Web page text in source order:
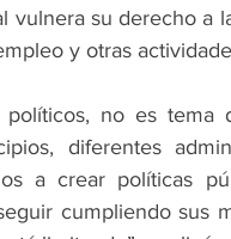
vulnera su derecho a
y otras
no es
diferentes
a crear políticas
cumpliendo sus